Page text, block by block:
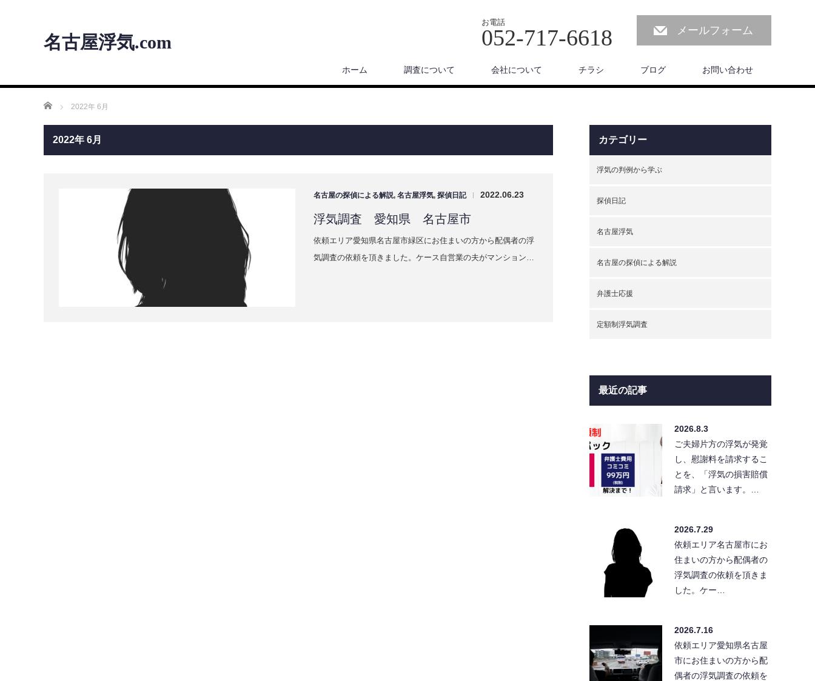
名古屋浮気.com
お電話
052-717-6618 メールフォーム
ホーム 調査について 会社について チラシ ブログ お問い合わせ
ホーム 2022年 6月
2022年 6月
名古屋の探偵による解説, 名古屋浮気, 探偵日記 | 2022.06.23
浮気調査 愛知県 名古屋市
依頼エリア愛知県名古屋市緑区にお住まいの方から配偶者の浮
気調査の依頼を頂きました。ケース自営業の夫がマンション…
カテゴリー
浮気の判例から学ぶ
探偵日記
名古屋浮気
名古屋の探偵による解説
弁護士応援
定額制浮気調査
最近の記事
2026.8.3
ご夫婦片方の浮気が発覚
し、慰謝料を請求するこ
とを、「浮気の損害賠償
請求」と言います。…
2026.7.29
依頼エリア名古屋市にお
住まいの方から配偶者の
浮気調査の依頼を頂きま
した。ケー…
2026.7.16
依頼エリア愛知県名古屋
市にお住まいの方から配
偶者の浮気調査の依頼を